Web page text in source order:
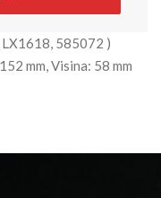
585072 )
mm, Visina: 58 mm